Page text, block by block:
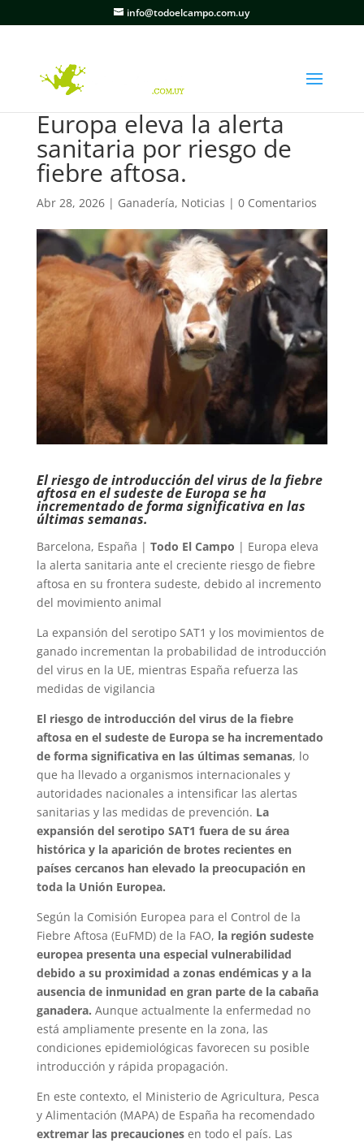
info@todoelcampo.com.uy
Europa eleva la alerta
sanitaria por riesgo de
fiebre aftosa.
Abr 28, 2026| Ganadería, Noticias | 0 Comentarios
El riesgo de introducción del virus de la fiebre
aftosa en el sudeste de Europa se ha
incrementado de forma significativa en las
últimas semanas.
Barcelona, España | Todo El Campo | Europa eleva
la alerta sanitaria ante el creciente riesgo de fiebre
aftosa en su frontera sudeste, debido al incremento
del movimiento animal
La expansión del serotipo SAT1 y los movimientos de
ganado incrementan la probabilidad de introducción
del virus en la UE, mientras España refuerza las
medidas de vigilancia
El riesgo de introducción del virus de la fiebre
aftosa en el sudeste de Europa se ha incrementado
de forma significativa en las últimas semanas, lo
que ha llevado a organismos internacionales y
autoridades nacionales a intensificar las alertas
sanitarias y las medidas de prevención. La
expansión del serotipo SAT1 fuera de su área
histórica y la aparición de brotes recientes en
países cercanos han elevado la preocupación en
toda la Unión Europea.
Según la Comisión Europea para el Control de la
Fiebre Aftosa (EuFMD) de la FAO, la región sudeste
europea presenta una especial vulnerabilidad
debido a su proximidad a zonas endémicas y a la
ausencia de inmunidad en gran parte de la cabaña
ganadera. Aunque actualmente la enfermedad no
está ampliamente presente en la zona, las
condiciones epidemiológicas favorecen su posible
introducción y rápida propagación.
En este contexto, el Ministerio de Agricultura, Pesca
y Alimentación (MAPA) de España ha recomendado
extremar las precaucionesen todo el país. Las